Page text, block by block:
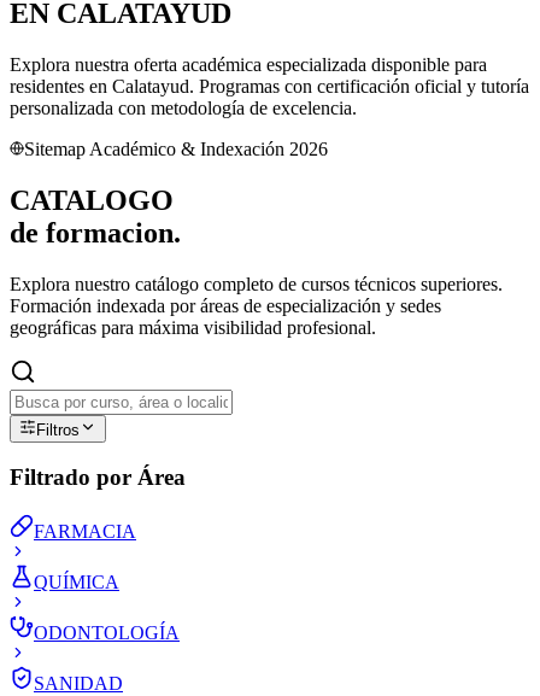
EN CALATAYUD
Explora nuestra oferta académica especializada disponible para
residentes en Calatayud. Programas con certificación oficial y tutoría
personalizada con metodología de excelencia.
Sitemap Académico & Indexación 2026
CATALOGO
de formacion.
Explora nuestro catálogo completo de cursos técnicos superiores.
Formación indexada por áreas de especialización y sedes
geográficas para máxima visibilidad profesional.
Filtros
Filtrado por Área
FARMACIA
QUÍMICA
ODONTOLOGÍA
SANIDAD